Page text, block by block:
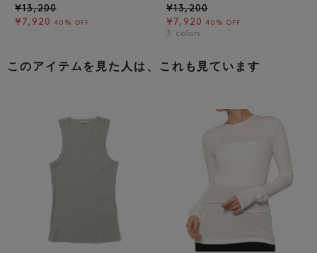
¥13,200
¥7,920 40% OFF
¥13,200
¥7,920 40% OFF
3 colors
このアイテムを見た人は、これも見ています